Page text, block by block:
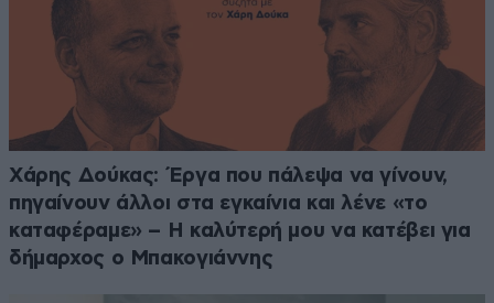
Χάρης Δούκας: Έργα που πάλεψα να γίνουν,
πηγαίνουν άλλοι στα εγκαίνια και λένε «το
καταφέραμε» – Η καλύτερή μου να κατέβει για
δήμαρχος ο Μπακογιάννης